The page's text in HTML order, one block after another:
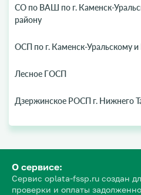
СО по ВАШ по г. Каменск-
району
ОСП по г. Каменск-Уральскому
Лесное ГОСП
Дзержинское РОСП г. Нижнего
О сервисе:
Сервис oplata-fssp.ru создан
проверки и оплаты